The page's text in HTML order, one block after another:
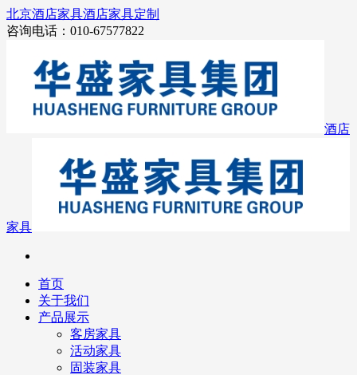
北京酒店家具酒店家具定制
咨询电话：010-67577822
酒店
家具
首页
关于我们
产品展示
客房家具
活动家具
固装家具